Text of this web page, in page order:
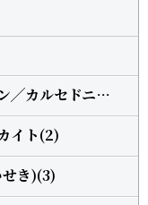
アゲード╱瑪瑙╱カーネリアン╱カルセドニー(5)
イト(2)
き)(3)